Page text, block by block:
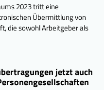
2023 tritt eine
Übermittlung von
die sowohl Arbeitgeber als
jetzt auch